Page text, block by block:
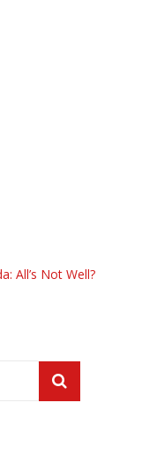
All’s Not Well?